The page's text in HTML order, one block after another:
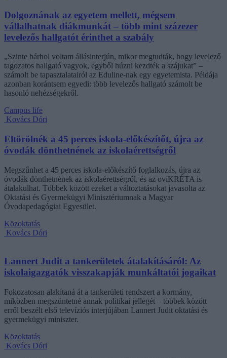
Dolgoznának az egyetem mellett, mégsem
vállalhatnak diákmunkát – több mint százezer
levelezős hallgatót érinthet a szabály
„Szinte bárhol voltam állásinterjún, mikor megtudták, hogy levelező
tagozatos hallgató vagyok, egyből húzni kezdték a szájukat” –
számolt be tapasztalatairól az Eduline-nak egy egyetemista. Példája
azonban korántsem egyedi: több levelezős hallgató számolt be
hasonló nehézségekről.
Campus life
Kovács Dóri
Eltörölnék a 45 perces iskola-előkészítőt, újra az
óvodák dönthetnének az iskolaérettségről
Megszűnhet a 45 perces iskola-előkészítő foglalkozás, újra az
óvodák dönthetnének az iskolaérettségről, és az oviKRÉTA is
átalakulhat. Többek között ezeket a változtatásokat javasolta az
Oktatási és Gyermekügyi Minisztériumnak a Magyar
Óvodapedagógiai Egyesület.
Közoktatás
Kovács Dóri
Lannert Judit a tankerületek átalakításáról: Az
iskolaigazgatók visszakapják munkáltatói jogaikat
Fokozatosan alakítaná át a tankerületi rendszert a kormány,
miközben megszüntetné annak politikai jellegét – többek között
erről beszélt első televíziós interjújában Lannert Judit oktatási és
gyermekügyi miniszter.
Közoktatás
Kovács Dóri